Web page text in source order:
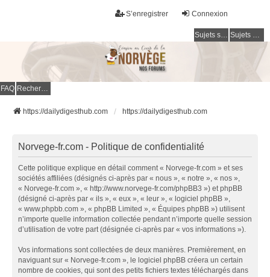
Connexion
S’enregistrer
Sujets sans réponse Sujets actifs
FAQ Rechercher
https://dailydigesthub.com https://dailydigesthub.com
Norvege-fr.com - Politique de confidentialité
Cette politique explique en détail comment « Norvege-fr.com » et ses
sociétés affiliées (désignés ci-après par « nous », « notre », « nos »,
« Norvege-fr.com », « http://www.norvege-fr.com/phpBB3 ») et phpBB
(désigné ci-après par « ils », « eux », « leur », « logiciel phpBB »,
« www.phpbb.com », « phpBB Limited », « Équipes phpBB ») utilisent
n’importe quelle information collectée pendant n’importe quelle session
d’utilisation de votre part (désignée ci-après par « vos informations »).
Vos informations sont collectées de deux manières. Premièrement, en
naviguant sur « Norvege-fr.com », le logiciel phpBB créera un certain
nombre de cookies, qui sont des petits fichiers textes téléchargés dans